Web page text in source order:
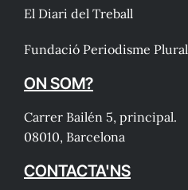
El Diari del Treball
Fundació Periodisme Plural
ON SOM?
Carrer Bailén 5, principal.
08010, Barcelona
CONTACTA'NS